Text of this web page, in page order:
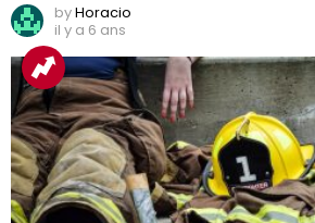
byHoracio
il y a 6 ans